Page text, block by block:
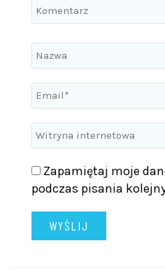
Zapamiętaj moje
podczas pisania